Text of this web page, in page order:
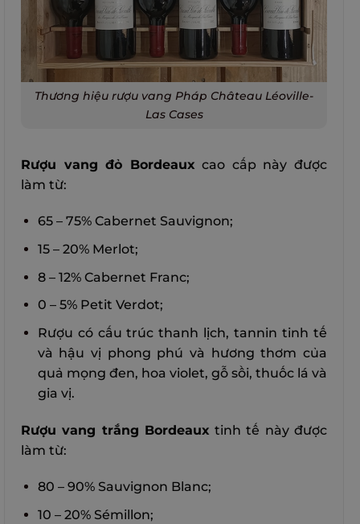
Thương hiệu rượu vang Pháp Château Léoville-
Las Cases
Rượu vang đỏ Bordeaux cao cấp này được
làm từ:
65 – 75% Cabernet Sauvignon;
15 – 20% Merlot;
8 – 12% Cabernet Franc;
0 – 5% Petit Verdot;
Rượu có cấu trúc thanh lịch, tannin tinh tế
và hậu vị phong phú và hương thơm của
quả mọng đen, hoa violet, gỗ sồi, thuốc lá và
gia vị.
Rượu vang trắng Bordeaux tinh tế này được
làm từ:
80 – 90% Sauvignon Blanc;
10 – 20% Sémillon;